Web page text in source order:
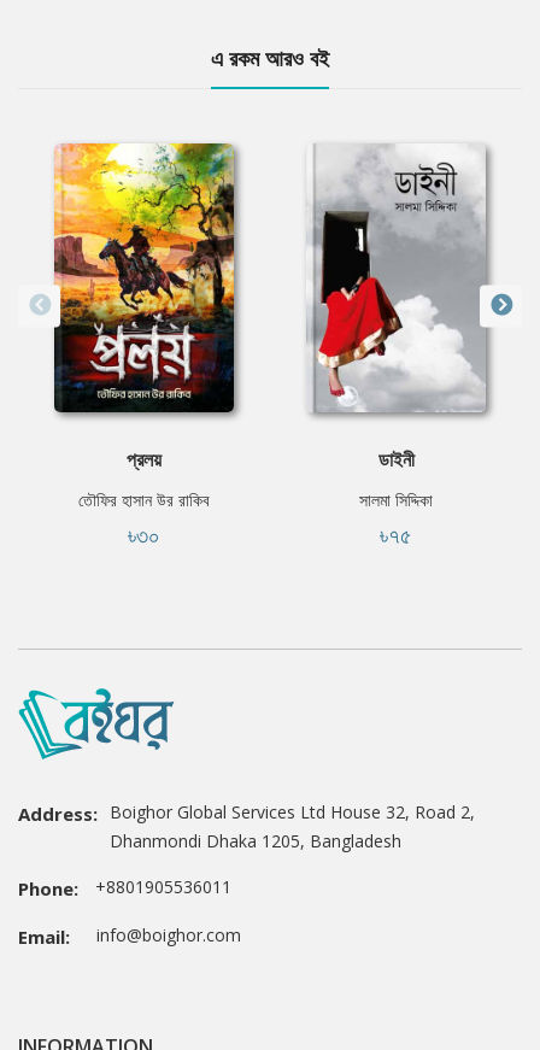
এ রকম আরও বই
প্রলয়
তৌফির হাসান উর রাকিব
৳৩০
ডাইনী
সালমা সিদ্দিকা
৳৭৫
Address: Boighor Global Services Ltd House 32, Road 2,
Dhanmondi Dhaka 1205, Bangladesh
Phone: +8801905536011
Email: info@boighor.com